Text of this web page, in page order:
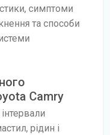
симптоми
та способи
Camry
рідин і